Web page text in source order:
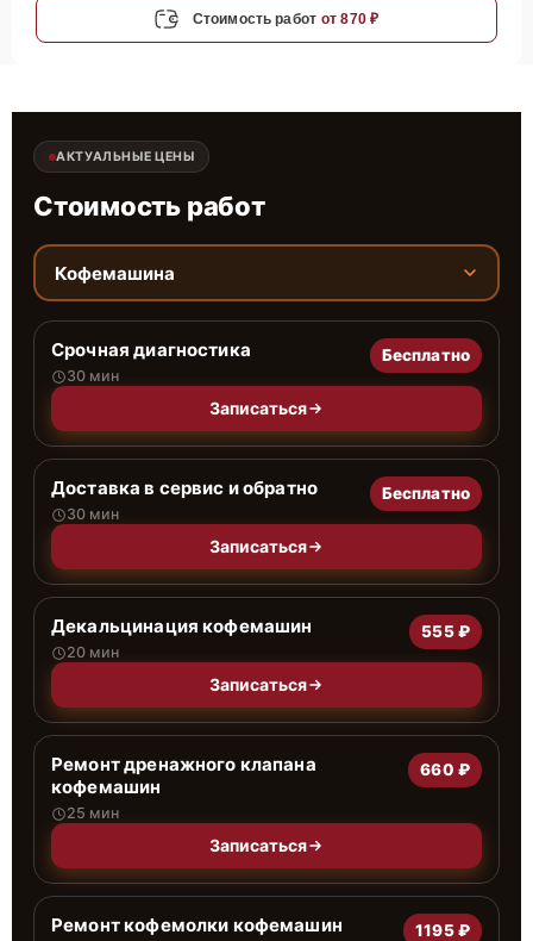
Стоимость работ от 870 ₽
АКТУАЛЬНЫЕ ЦЕНЫ
Стоимость работ
Кофемашина
Срочная диагностика
30 мин
Бесплатно
Записаться
Доставка в сервис и обратно
30 мин
Бесплатно
Записаться
Декальцинация кофемашин
20 мин
555 ₽
Записаться
Ремонт дренажного клапана
кофемашин
25 мин
660 ₽
Записаться
Ремонт кофемолки кофемашин 1195 ₽